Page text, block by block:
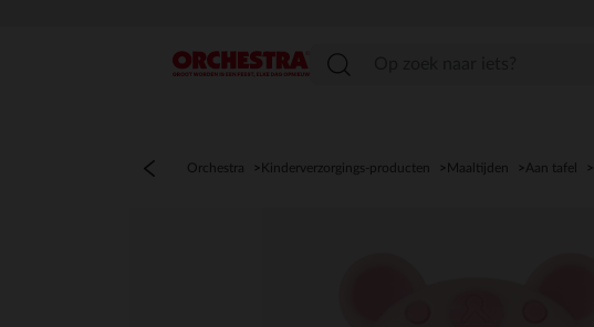
menu
Orchestra Kinderverzorgings-producten Maaltijden Aan tafel